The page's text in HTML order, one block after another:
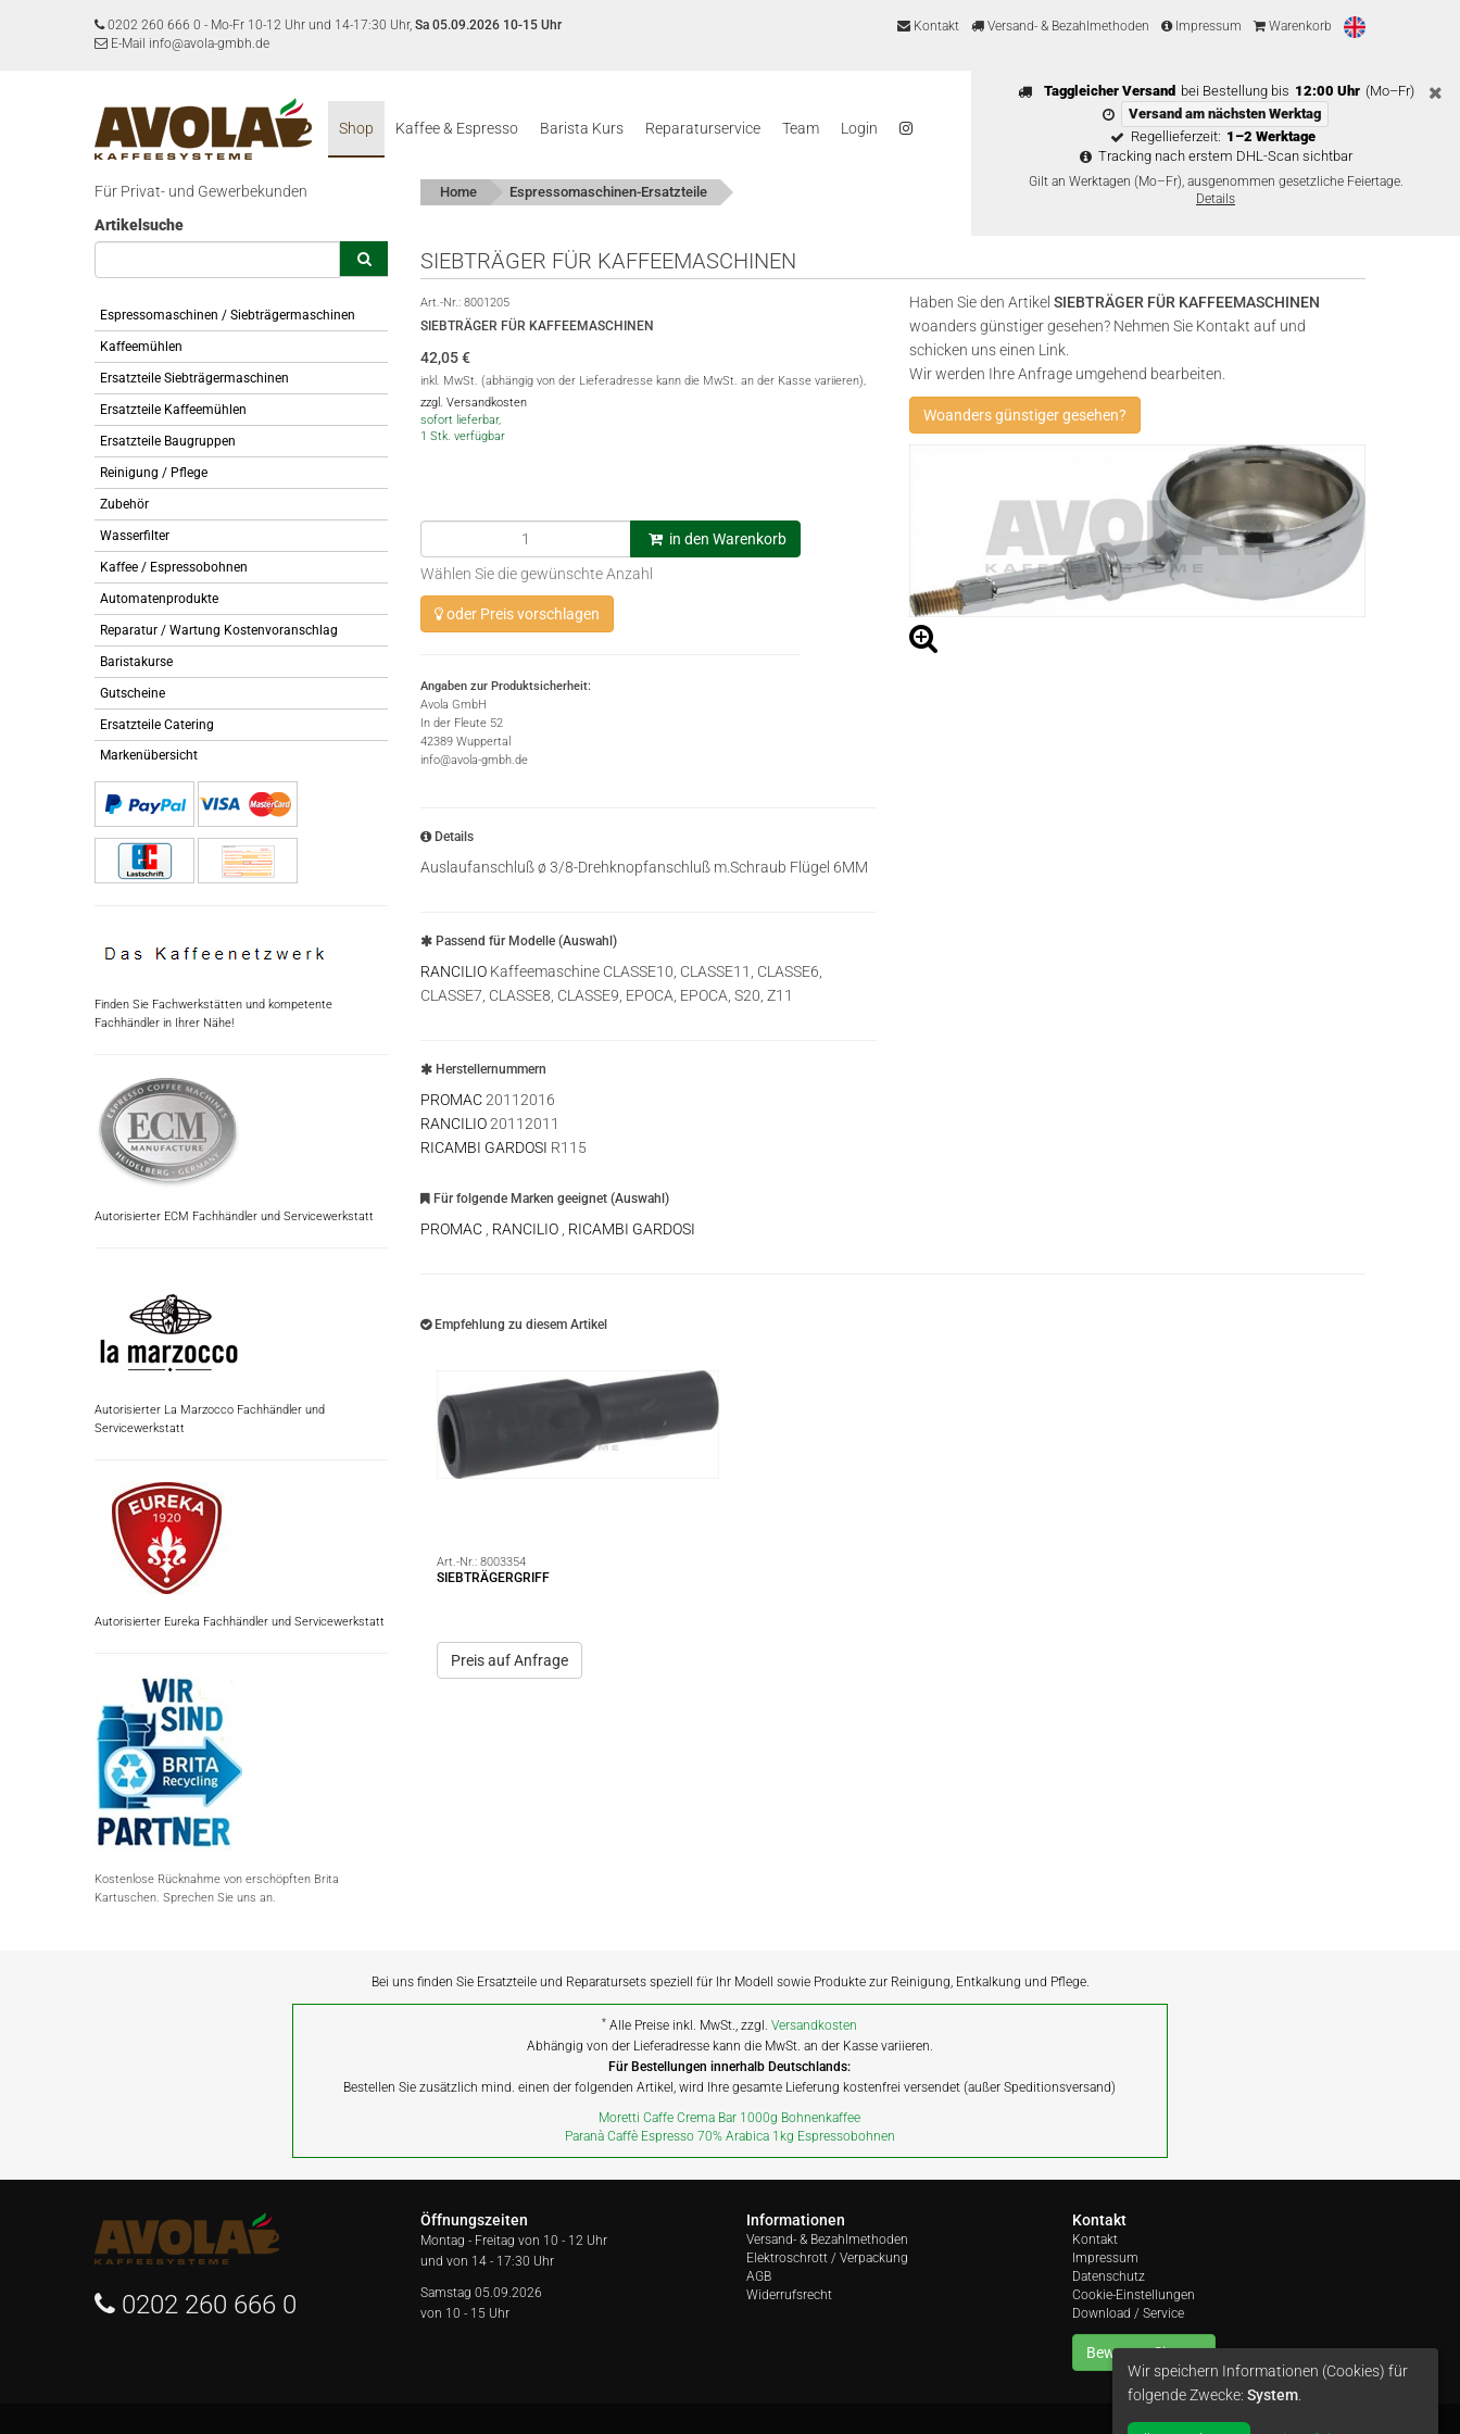
0202 260 666 0 - Mo-Fr 10-12 Uhr und 14-17:30 Uhr, Sa 05.09.2026 10-15 Uhr
E-Mail info@avola-gmbh.de
Kontakt Versand- & Bezahlmethoden Impressum Warenkorb
Taggleicher Versand bei Bestellung bis 12:00 Uhr (Mo–Fr)
Versand am nächsten Werktag
Regellieferzeit: 1–2 Werktage
Tracking nach erstem DHL-Scan sichtbar
Gilt an Werktagen (Mo–Fr), ausgenommen gesetzliche Feiertage.
Details
Shop Kaffee & Espresso Barista Kurs Reparaturservice Team Login
Für Privat- und Gewerbekunden
Artikelsuche
Espressomaschinen / Siebträgermaschinen
Kaffeemühlen
Ersatzteile Siebträgermaschinen
Ersatzteile Kaffeemühlen
Ersatzteile Baugruppen
Reinigung / Pflege
Zubehör
Wasserfilter
Kaffee / Espressobohnen
Automatenprodukte
Reparatur / Wartung Kostenvoranschlag
Baristakurse
Gutscheine
Ersatzteile Catering
Markenübersicht
Finden Sie Fachwerkstätten und kompetente
Fachhändler in Ihrer Nähe!
Autorisierter ECM Fachhändler und Servicewerkstatt
Autorisierter La Marzocco Fachhändler und
Servicewerkstatt
Autorisierter Eureka Fachhändler und Servicewerkstatt
Kostenlose Rücknahme von erschöpften Brita
Kartuschen. Sprechen Sie uns an.
Home Espressomaschinen-Ersatzteile
SIEBTRÄGER FÜR KAFFEEMASCHINEN
Art.-Nr.: 8001205
SIEBTRÄGER FÜR KAFFEEMASCHINEN
42,05€
inkl. MwSt. (abhängig von der Lieferadresse kann die MwSt. an der Kasse variieren),
zzgl. Versandkosten
sofort lieferbar,
1 Stk. verfügbar
in den Warenkorb
Wählen Sie die gewünschte Anzahl
oder Preis vorschlagen
Angaben zur Produktsicherheit:
Avola GmbH
In der Fleute 52
42389 Wuppertal
info@avola-gmbh.de
Details
Auslaufanschluß ø 3/8-Drehknopfanschluß m.Schraub Flügel 6MM
Passend für Modelle (Auswahl)
RANCILIO Kaffeemaschine CLASSE10, CLASSE11, CLASSE6,
CLASSE7, CLASSE8, CLASSE9, EPOCA, EPOCA, S20, Z11
Herstellernummern
PROMAC20112016
RANCILIO20112011
RICAMBI GARDOSI R115
Für folgende Marken geeignet (Auswahl)
PROMAC RANCILIO RICAMBI GARDOSI
Haben Sie den Artikel SIEBTRÄGER FÜR KAFFEEMASCHINEN
woanders günstiger gesehen? Nehmen Sie Kontakt auf und
schicken uns einen Link.
Wir werden Ihre Anfrage umgehend bearbeiten.
Woanders günstiger gesehen?
Empfehlung zu diesem Artikel
Art.-Nr.: 8003354
SIEBTRÄGERGRIFF
Preis auf Anfrage
Bei uns finden Sie Ersatzteile und Reparatursets speziell für Ihr Modell sowie Produkte zur Reinigung, Entkalkung und Pflege.
* Alle Preise inkl. MwSt., zzgl.Versandkosten
Abhängig von der Lieferadresse kann die MwSt. an der Kasse variieren.
Für Bestellungen innerhalb Deutschlands:
Bestellen Sie zusätzlich mind. einen der folgenden Artikel, wird Ihre gesamte Lieferung kostenfrei versendet (außer Speditionsversand)
Moretti Caffe Crema Bar 1000g Bohnenkaffee
Paranà Caffè Espresso 70% Arabica 1kg Espressobohnen
0202 260 666 0
Öffnungszeiten
Montag - Freitag von 10 - 12 Uhr
und von 14 - 17:30 Uhr
Samstag 05.09.2026
von 10 - 15 Uhr
Informationen
Versand- & Bezahlmethoden
Elektroschrott / Verpackung
AGB
Widerrufsrecht
Kontakt
Kontakt
Impressum
Datenschutz
Cookie-Einstellungen
Download / Service
Bewerten Sie uns
Wir speichern Informationen (Cookies) für
folgende Zwecke: System